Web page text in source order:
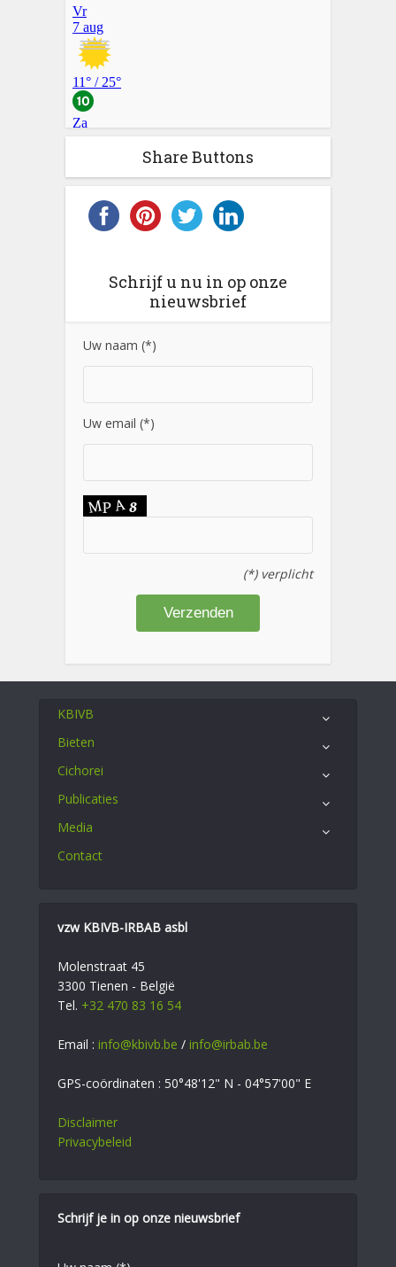
Share Buttons
Schrijf u nu in op onze
nieuwsbrief
Uw naam (*)
Uw email (*)
(*) verplicht
KBIVB
Bieten
Cichorei
Publicaties
Media
Contact
vzw KBIVB-IRBAB asbl
Molenstraat 45
3300 Tienen - België
Tel. +32 470 83 16 54
Email : info@kbivb.be / info@irbab.be
GPS-coördinaten : 50°48'12" N - 04°57'00" E
Disclaimer
Privacybeleid
Schrijf je in op onze nieuwsbrief